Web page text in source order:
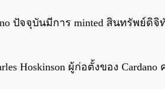
ปัจจุบันมีการ minted สินทรัพย์
Hoskinson ผู้ก่อตั้งของ